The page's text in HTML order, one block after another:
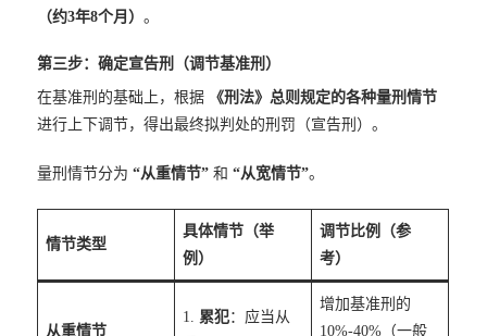
（约3年8个月）。
第三步：确定宣告刑（调节基准刑）
在基准刑的基础上，根据
《刑法》总则规定的各种量刑情节
进行上下调节，得出最终拟判处的刑罚（宣告刑）。
量刑情节分为“从重情节” 和“从宽情节”。
情节类型
具体情节（举
例）
调节比例（参
考）
从重情节
1. 累犯：应当从
增加基准刑的
10%-40%（一般